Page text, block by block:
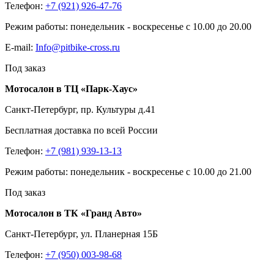
Телефон: +7 (921) 926-47-76
Режим работы: понедельник - воскресенье с 10.00 до 20.00
E-mail: Info@pitbike-cross.ru
Под заказ
Мотосалон в ТЦ «Парк-Хаус»
Санкт-Петербург, пр. Культуры д.41
Бесплатная доставка по всей России
Телефон: +7 (981) 939-13-13
Режим работы: понедельник - воскресенье с 10.00 до 21.00
Под заказ
Мотосалон в ТК «Гранд Авто»
Санкт-Петербург, ул. Планерная 15Б
Телефон: +7 (950) 003-98-68